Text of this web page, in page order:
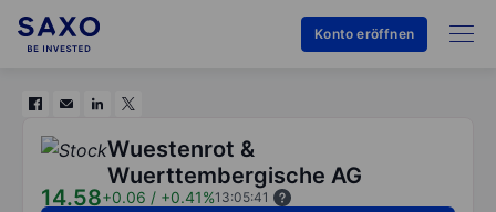
Konto eröffnen
Wuestenrot &
Wuerttembergische AG
14.58+0.06 / +0.41%13:05:41